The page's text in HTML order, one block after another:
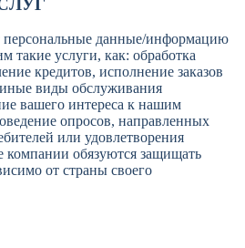
персональные данные/информацию
услуги, как: обработка
кредитов, исполнение заказов
иные виды обслуживания
вашего интереса к нашим
опросов, направленных
или удовлетворения
компании обязуются защищать
от страны своего